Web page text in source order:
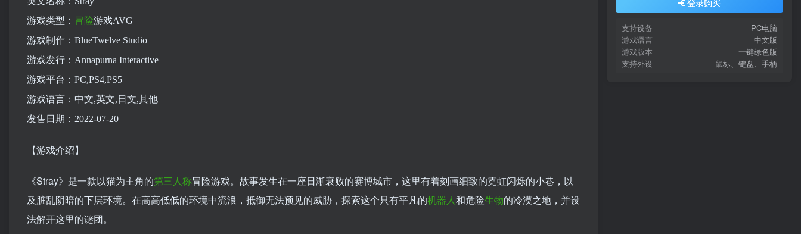
游戏类型： 冒险游戏AVG
游戏制作：BlueTwelve Studio
游戏发行：Annapurna Interactive
游戏平台：PC,PS4,PS5
游戏语言：中文,英文,日文,其他
发售日期：2022-07-20
【游戏介绍】
《Stray》是一款以猫为主角的第三人称冒险游戏。故事发生在一座日渐衰败的赛博城市，这里有着刻画细致的霓虹闪烁的小巷，以
及脏乱阴暗的下层环境。在高高低低的环境中流浪，抵御无法预见的威胁，探索这个只有平凡的机器人和危险生物的冷漠之地，并设
法解开这里的谜团。
支持设备
PC电脑
游戏语言
中文版
游戏版本
一键绿色版
支持外设
鼠标、键盘、手柄